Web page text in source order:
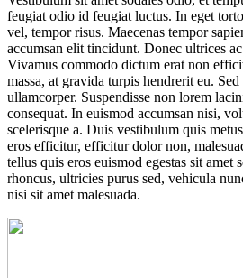
feugiat odio id feugiat luctus. In eget
vel, tempor risus. Maecenas tempor
accumsan elit tincidunt. Donec ultrices
Vivamus commodo dictum erat non
massa, at gravida turpis hendrerit eu.
ullamcorper. Suspendisse non lorem
consequat. In euismod accumsan nisi,
scelerisque a. Duis vestibulum quis
eros efficitur, efficitur dolor non,
tellus quis eros euismod egestas sit amet
rhoncus, ultricies purus sed, vehicula
nisi sit amet malesuada.